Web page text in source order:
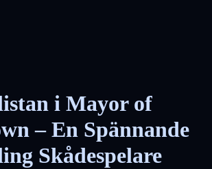
i Mayor of
– En Spännande
Skådespelare